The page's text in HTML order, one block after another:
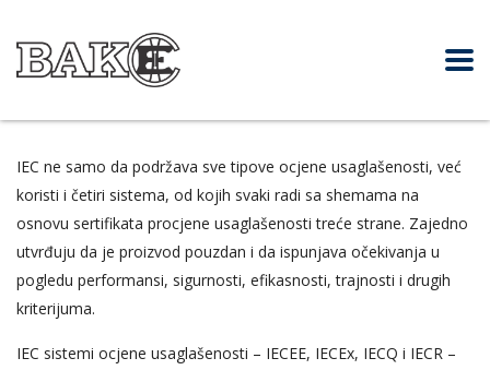
IEC ne samo da podržava sve tipove ocjene usaglašenosti, već
koristi i četiri sistema, od kojih svaki radi sa shemama na
osnovu sertifikata procjene usaglašenosti treće strane. Zajedno
utvrđuju da je proizvod pouzdan i da ispunjava očekivanja u
pogledu performansi, sigurnosti, efikasnosti, trajnosti i drugih
kriterijuma.
IEC sistemi ocjene usaglašenosti – IECEE, IECEx, IECQ i IECR –